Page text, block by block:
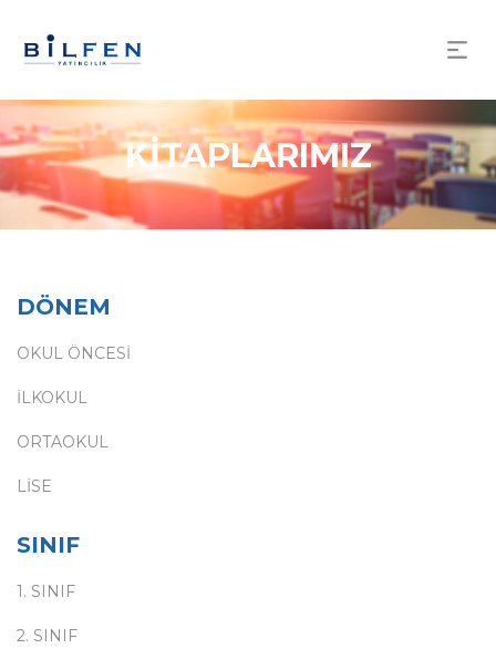
KİTAPLARIMIZ
DÖNEM
OKUL ÖNCESİ
İLKOKUL
ORTAOKUL
LİSE
SINIF
1. SINIF
2. SINIF